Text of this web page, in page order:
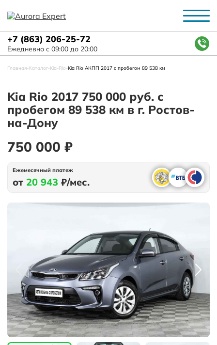
+7 (863) 206-25-72
Ежедневно с 09:00 до 20:00
Главная-Каталог-Kia-Rio-Kia Rio АКПП 2017 с пробегом 89 538 км
Kia Rio 2017 750 000 руб. с
пробегом 89 538 км в г. Ростов-
на-Дону
750 000 ₽
Ежемесячный платеж
от 20 943 ₽/мес.